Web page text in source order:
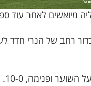
מיואשים לאחר עוד
ה-70 כדור רחב של